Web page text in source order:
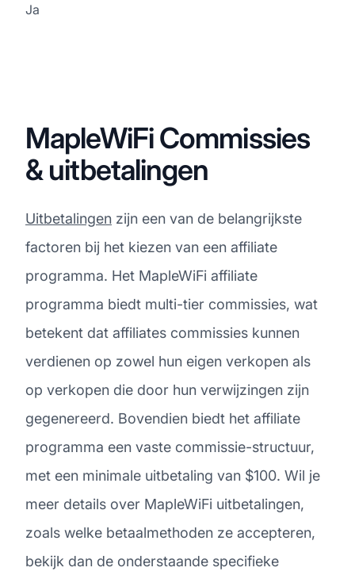
Ja
MapleWiFi Commissies
& uitbetalingen
Uitbetalingen zijn een van de belangrijkste
factoren bij het kiezen van een affiliate
programma. Het MapleWiFi affiliate
programma biedt multi-tier commissies, wat
betekent dat affiliates commissies kunnen
verdienen op zowel hun eigen verkopen als
op verkopen die door hun verwijzingen zijn
gegenereerd. Bovendien biedt het affiliate
programma een vaste commissie-structuur,
met een minimale uitbetaling van $100. Wil je
meer details over MapleWiFi uitbetalingen,
zoals welke betaalmethoden ze accepteren,
bekijk dan de onderstaande specifieke